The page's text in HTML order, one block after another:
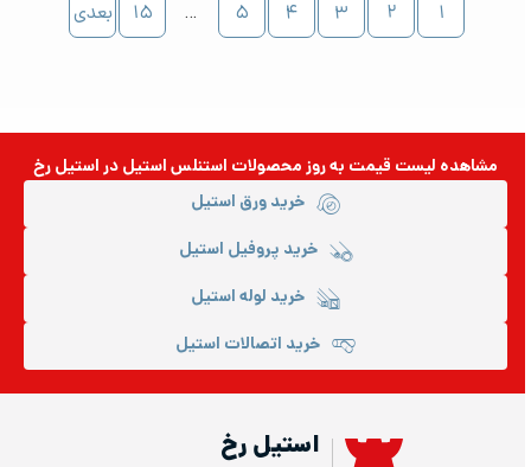
۲ ۳ ۴ ۵ … ۱۵ بعدی
مشاهده لیست قیمت به روزمحصولات استنلس استیلدر استیل رخ
خرید ورق استیل
خرید پروفیل استیل
خرید لوله استیل
خرید اتصالات استیل
استیل رخ